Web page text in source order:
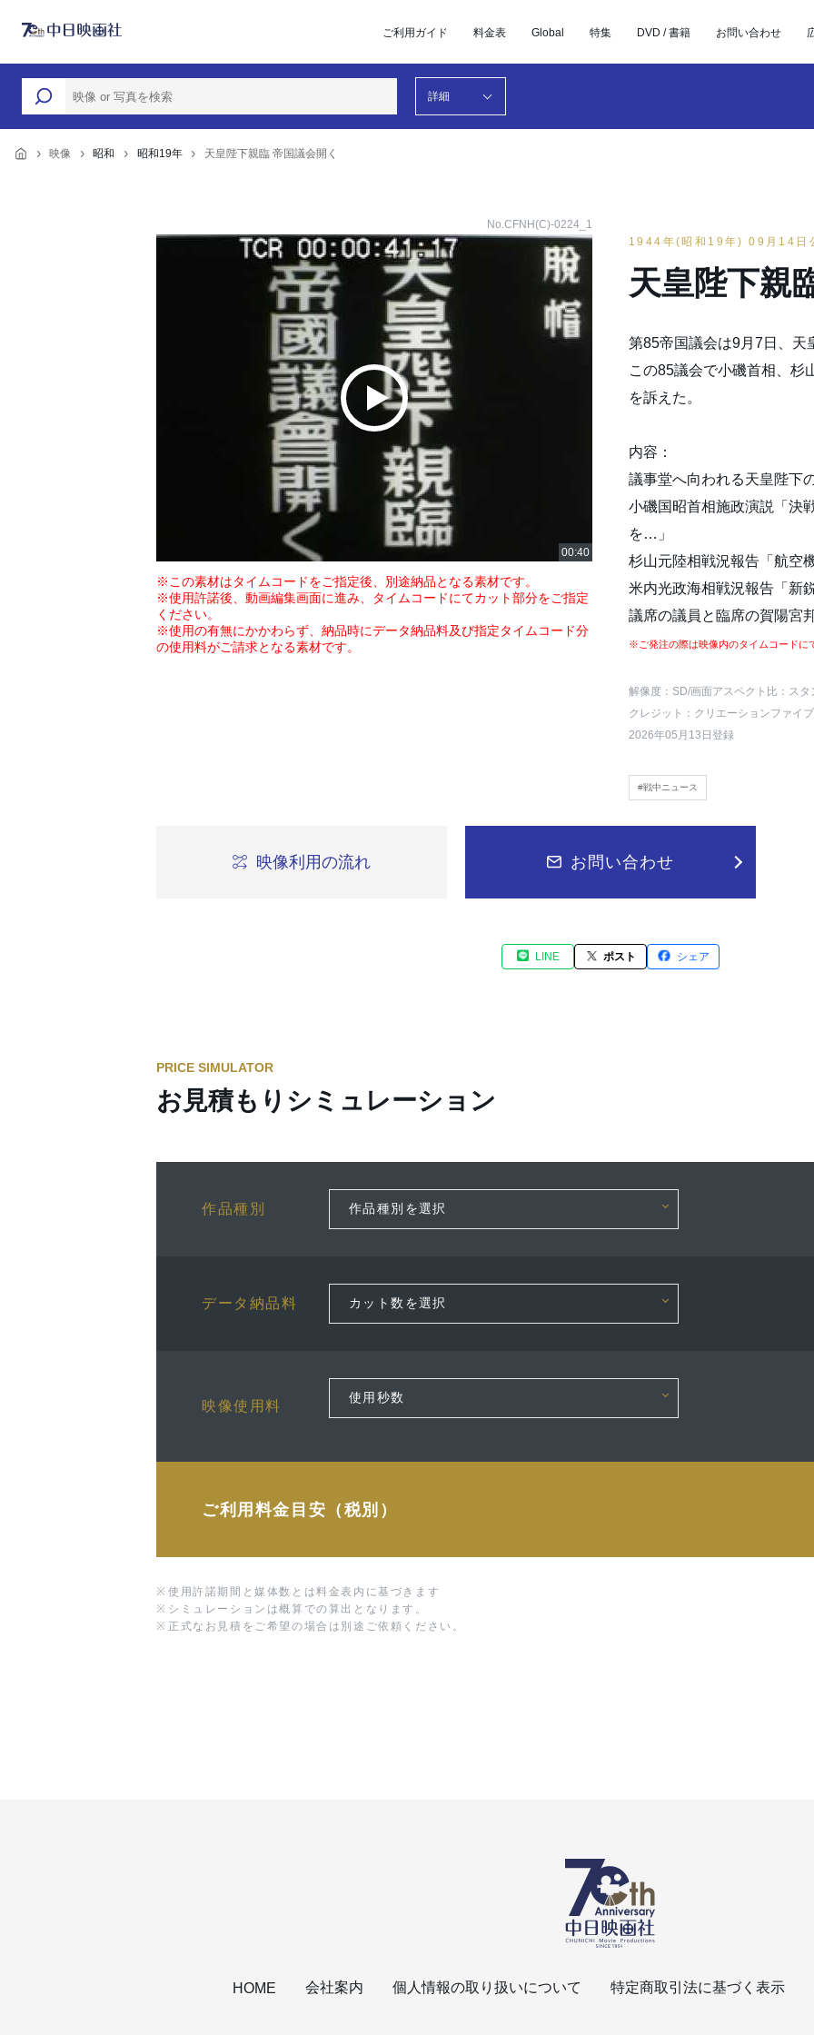
ご利用ガイド 料金表 Global 特集 DVD / 書籍 お問い合わせ
詳細
映像 昭和 昭和19年 天皇陛下親臨 帝国議会開く
No.CFNH(C)-0224_1
※この素材はタイムコードをご指定後、別途納品となる素材です。
※使用許諾後、動画編集画面に進み、タイムコードにてカット部分をご指定
ください。
※使用の有無にかかわらず、納品時にデータ納品料及び指定タイムコード分
の使用料がご請求となる素材です。
1944年(昭和19年) 09月14日
天皇陛下親
第85帝国議会は9月7日、天
この85議会で小磯首相、杉
を訴えた。
内容：
議事堂へ向われる天皇陛下
小磯国昭首相施政演説「決
を…」
杉山元陸相戦況報告「航空
米内光政海相戦況報告「新
議席の議員と臨席の賀陽宮
※ご発注の際は映像内のタイムコードに
解像度：SD/画面アスペクト比：スタ
クレジット：クリエーションファイ
2026年05月13日登録
#戦中ニュース
映像利用の流れ お問い合わせ
LINE ポスト シェア
PRICE SIMULATOR
お見積もりシミュレーション
作品種別
データ納品料
映像使用料
ご利用料金目安（税別）
※ 使用許諾期間と媒体数とは料金表内に基づきます
※ シミュレーションは概算での算出となります。
※ 正式なお見積をご希望の場合は別途ご依頼ください。
HOME 会社案内 個人情報の取り扱いについて 特定商取引法に基づく表示